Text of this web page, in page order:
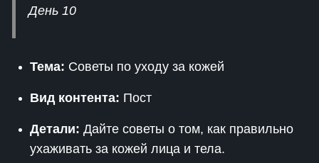
День 10
Тема: Советы по уходу за кожей
Вид контента: Пост
Детали: Дайте советы о том, как правильно
ухаживать за кожей лица и тела.